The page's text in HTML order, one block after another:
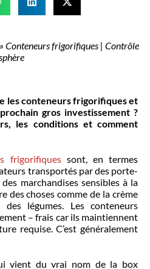
» Conteneurs frigorifiques | Contrôle
les conteneurs frigorifiques et
gros investissement ?
les conditions et comment
frigorifiquessont, en termes
transportés par des porte-
marchandises sensibles à la
des choses comme de la crème
légumes. Les conteneurs
– frais car ils maintiennent
requise. C’est généralement
vient du vrai nom de la box